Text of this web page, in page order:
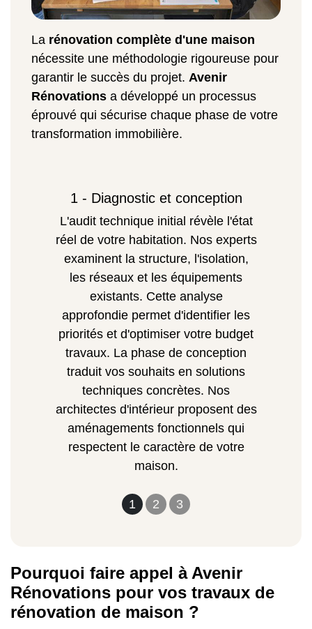
La rénovation complète d'une maison
nécessite une méthodologie rigoureuse pour
garantir le succès du projet. Avenir
Rénovations a développé un processus
éprouvé qui sécurise chaque phase de votre
transformation immobilière.
1 2 3
1 - Diagnostic et conception
L'audit technique initial révèle l'état
réel de votre habitation. Nos experts
examinent la structure, l'isolation,
les réseaux et les équipements
existants. Cette analyse
approfondie permet d'identifier les
priorités et d'optimiser votre budget
travaux. La phase de conception
traduit vos souhaits en solutions
techniques concrètes. Nos
architectes d'intérieur proposent des
aménagements fonctionnels qui
respectent le caractère de votre
maison.
Pourquoi faire appel à Avenir
Rénovations pour vos travaux de
rénovation de maison ?